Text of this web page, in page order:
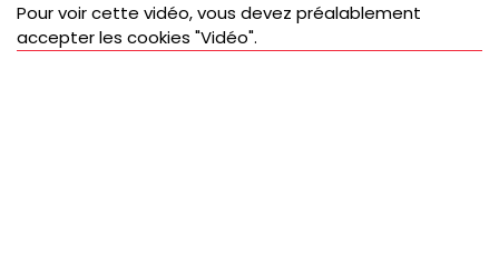
Pour voir cette vidéo, vous devez préalablement
accepter les cookies "Vidéo".